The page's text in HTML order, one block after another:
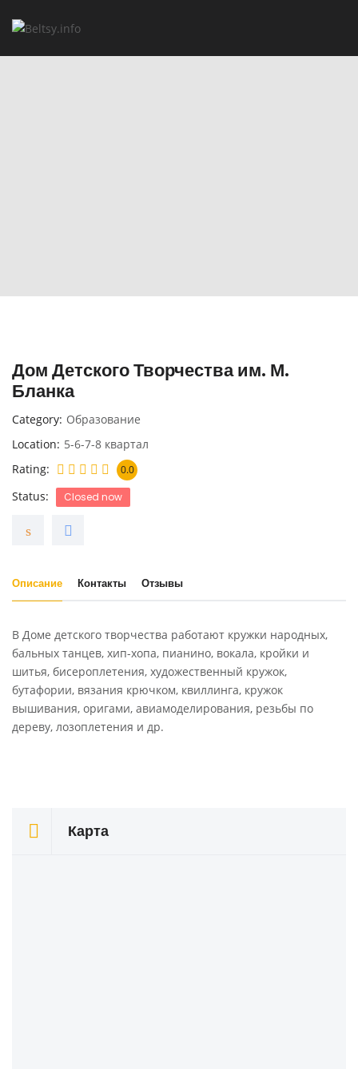
Дом Детского Творчества им. М.
Бланка
Category Образование
Location 5-6-7-8 квартал
Rating
0.0
Status Closed now
Описание Контакты Отзывы
В Доме детского творчества работают кружки народных,
бальных танцев, хип-хопа, пианино, вокала, кройки и
шитья, бисероплетения, художественный кружок,
бутафории, вязания крючком, квиллинга, кружок
вышивания, оригами, авиамоделирования, резьбы по
дереву, лозоплетения и др.
Карта